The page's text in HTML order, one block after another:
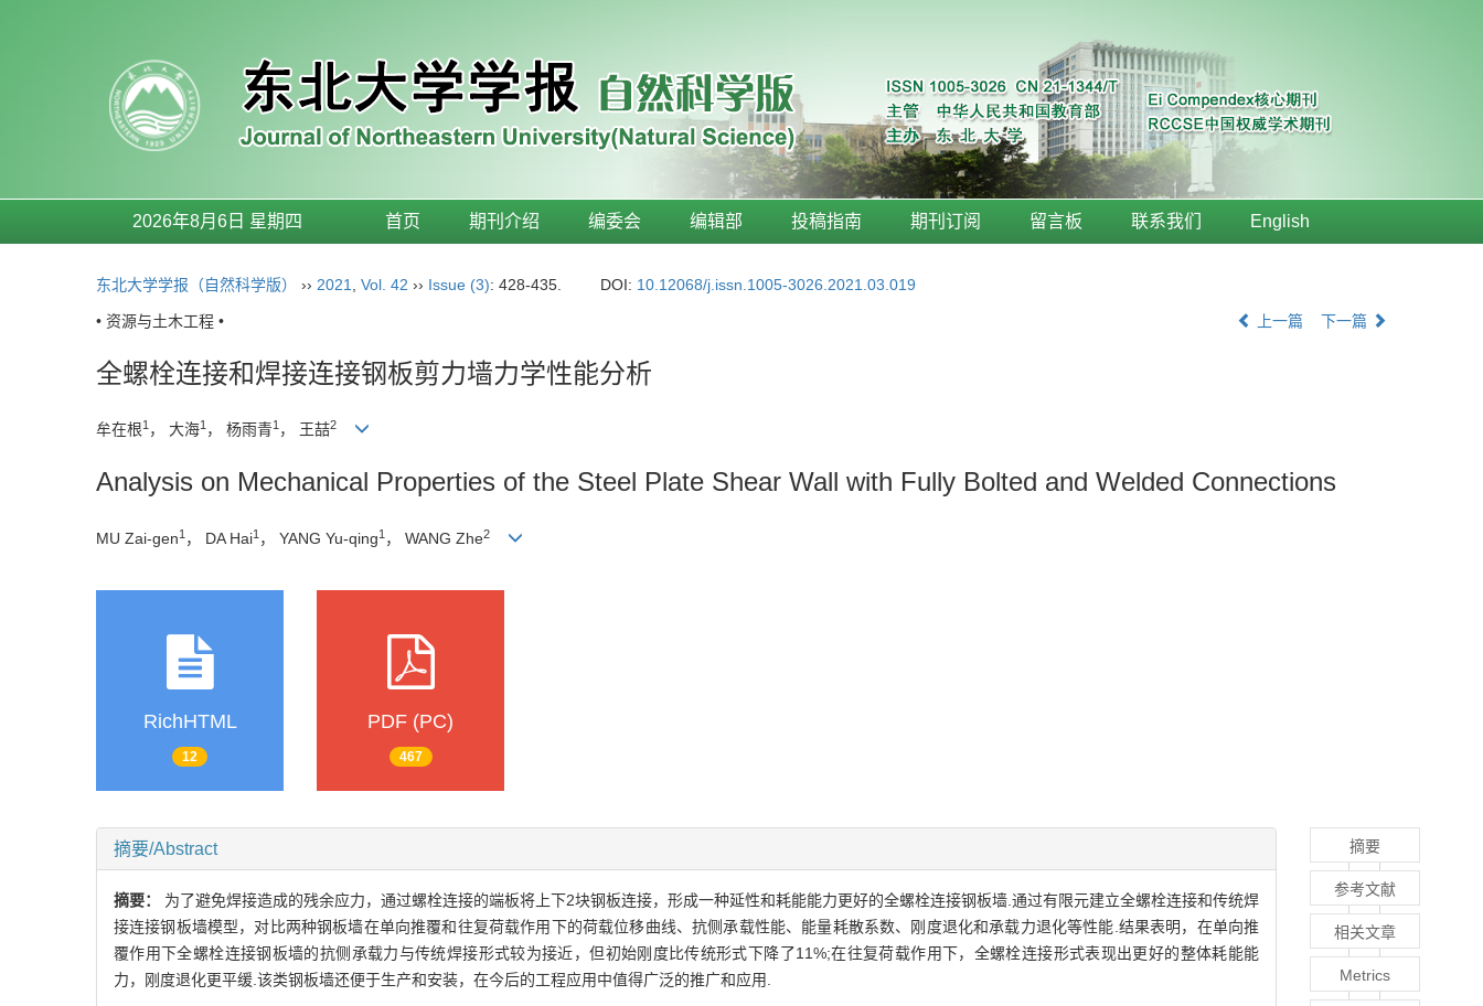
2026年8月6日 星期四 首页 期刊介绍 编委会 编辑部 投稿指南 期刊订阅 留言板 联系我们 English
东北大学学报（自然科学版） ›› 2021 Vol. 42 ›› Issue (3): 428-435. DOI: 10.12068/j.issn.1005-3026.2021.03.019
• 资源与土木工程 • 上一篇 下一篇
全螺栓连接和焊接连接钢板剪力墙力学性能分析
牟在根1 ， 大海1 ， 杨雨青1 ， 王喆2
Analysis on Mechanical Properties of the Steel Plate Shear Wall with Fully Bolted and Welded Connections
MU Zai-gen1 ， DA Hai1 ， YANG Yu-qing1 ， WANG Zhe2
RichHTML
12
PDF (PC)
467
摘要/Abstract
摘要： 为了避免焊接造成的残余应力，通过螺栓连接的端板将上下2块钢板连接，形成一种延性和耗能能力更好的全螺栓连接钢板墙.通过有限元建立全螺栓连接和传统焊
接连接钢板墙模型，对比两种钢板墙在单向推覆和往复荷载作用下的荷载位移曲线、抗侧承载性能、能量耗散系数、刚度退化和承载力退化等性能.结果表明，在单向推
覆作用下全螺栓连接钢板墙的抗侧承载力与传统焊接形式较为接近，但初始刚度比传统形式下降了11%;在往复荷载作用下，全螺栓连接形式表现出更好的整体耗能能
力，刚度退化更平缓.该类钢板墙还便于生产和安装，在今后的工程应用中值得广泛的推广和应用.
摘要
参考文献
相关文章
Metrics